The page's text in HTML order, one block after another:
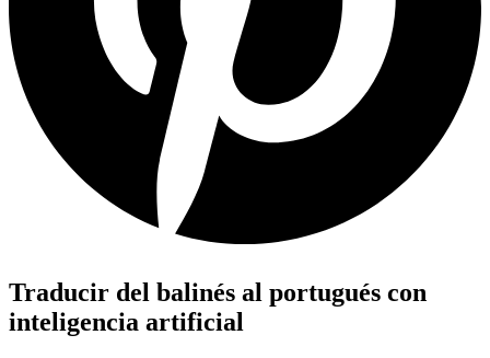
Traducir del balinés al portugués con
inteligencia artificial